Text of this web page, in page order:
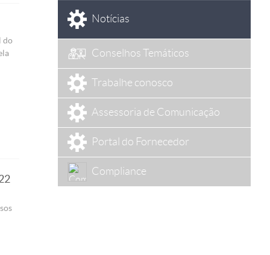
do
Notícias
Conselhos Temáticos
Trabalhe conosco
Assessoria de Comunicação
Portal do Fornecedor
Compliance